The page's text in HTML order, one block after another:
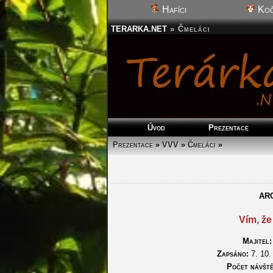
Hafíci
TERARKA.NET » Čmeláci
Úvod
Prezentace
Prezentace»VVV»Čmeláci»
Vím,
Majitel:
Zapsáno: 7. 10.
Počet